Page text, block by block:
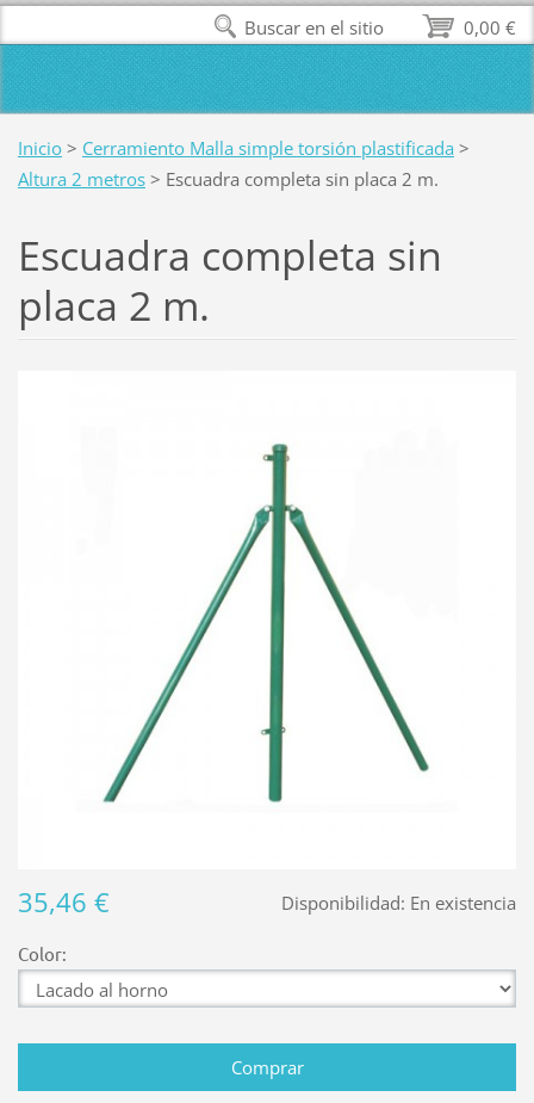
Inicio > Cerramiento Malla simple torsión plastificada >
Altura 2 metros > Escuadra completa sin placa 2 m.
Escuadra completa sin
placa 2 m.
Disponibilidad: En existencia
35,46 €
Color:
0,00 €
Buscar en el sitio